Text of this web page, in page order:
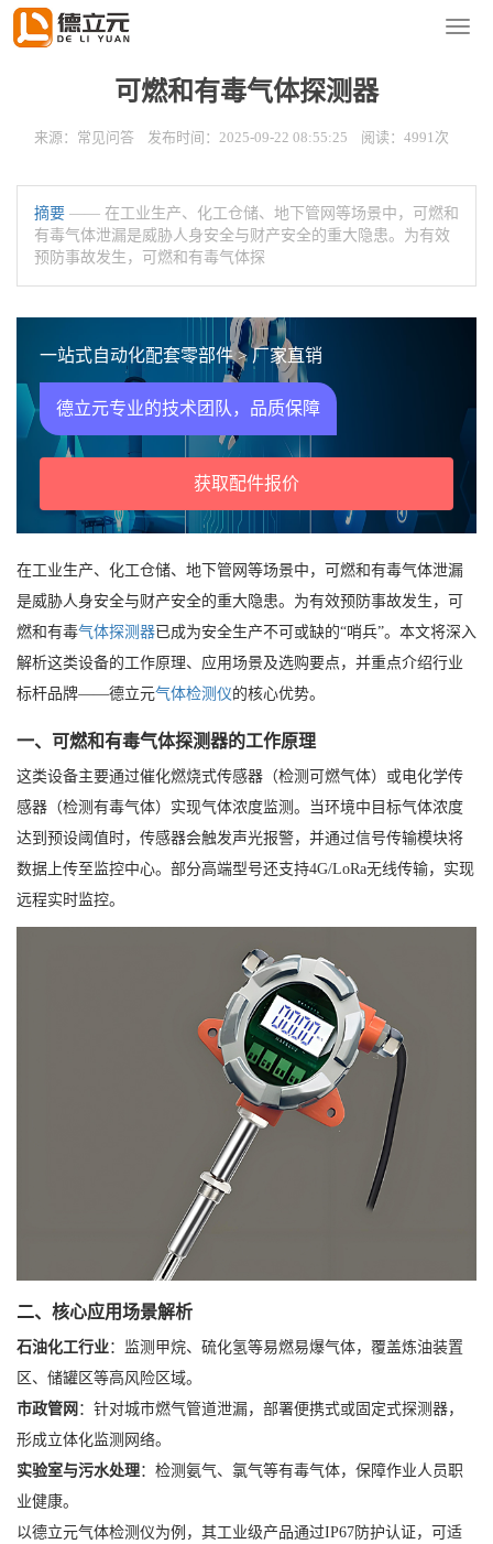
导
您的位置：首页
可燃和有毒气体探测器
来源：常见问答 发布时间：2025-09-22 08:55:25 阅读：4991次
摘要 —— 在工业生产、化工仓储、地下管网等场景中，可燃和
有毒气体泄漏是威胁人身安全与财产安全的重大隐患。为有效
预防事故发生，可燃和有毒气体探
一站式自动化配套零部件 > 厂家直销
德立元专业的技术团队，品质保障
获取配件报价
在工业生产、化工仓储、地下管网等场景中，可燃和有毒气体泄漏
是威胁人身安全与财产安全的重大隐患。为有效预防事故发生，可
燃和有毒气体探测器已成为安全生产不可或缺的“哨兵”。本文将深入
解析这类设备的工作原理、应用场景及选购要点，并重点介绍行业
标杆品牌——德立元气体检测仪的核心优势。
一、可燃和有毒气体探测器的工作原理
这类设备主要通过催化燃烧式传感器（检测可燃气体）或电化学传
感器（检测有毒气体）实现气体浓度监测。当环境中目标气体浓度
达到预设阈值时，传感器会触发声光报警，并通过信号传输模块将
数据上传至监控中心。部分高端型号还支持4G/LoRa无线传输，实现
远程实时监控。
二、核心应用场景解析
石油化工行业：监测甲烷、硫化氢等易燃易爆气体，覆盖炼油装置
区、储罐区等高风险区域。
市政管网 ：针对城市燃气管道泄漏，部署便携式或固定式探测器，
形成立体化监测网络。
实验室与污水处理：检测氨气、氯气等有毒气体，保障作业人员职
业健康。
以德立元气体检测仪为例，其工业级产品通过IP67防护认证，可适